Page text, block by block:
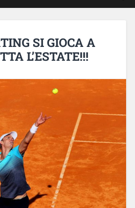
SI GIOCA A
L’ESTATE!!!